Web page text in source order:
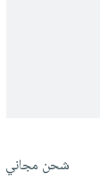
شحن مجاني